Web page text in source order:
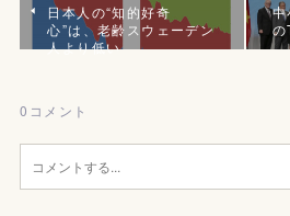
日本人の“知的好奇
心”は、老齢スウェーデン
人より低い
の
0 コメント